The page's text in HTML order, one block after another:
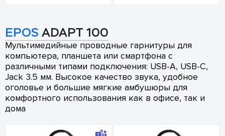
EPOS ADAPT 100
Мультимедийные проводные гарнитуры для
компьютера, планшета или смартфона с
различными типами подключения: USB-A, USB-C,
Jack 3.5 мм. Высокое качество звука, удобное
оголовье и большие мягкие амбушюры для
комфортного использования как в офисе, так и
дома